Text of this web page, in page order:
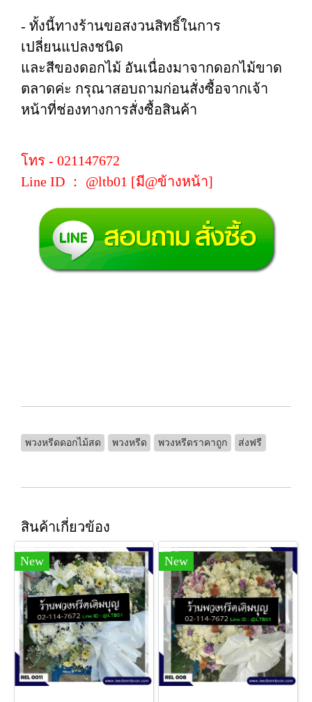
- ทั้งนี้ทางร้านขอสงวนสิทธิ์ในการ
เปลี่ยนแปลงชนิด
และสีของดอกไม้ อันเนื่องมาจากดอกไม้ขาด
ตลาดค่ะ กรุณาสอบถามก่อนสั่งซื้อจากเจ้า
หน้าที่ช่องทางการสั่งซื้อสินค้า
โทร - 021147672
Line ID ： @ltb01 [มี@ข้างหน้า]
พวงหรีดดอกไม้สด พวงหรีด พวงหรีดราคาถูก ส่งฟรี
สินค้าเกี่ยวข้อง
New New